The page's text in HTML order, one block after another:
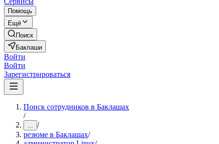
Помощь
Ещё
Поиск
Баклаши
Войти
Войти
Зарегистрироваться
Поиск сотрудников в Баклашах
/
... /
резюме в Баклашах/